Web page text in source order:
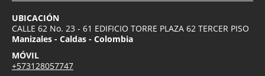
UBICACIÓN
CALLE 62 No. 23 - 61 EDIFICIO TORRE PLAZA 62 TERCER PISO
Manizales - Caldas - Colombia
MÓVIL
+573128057747